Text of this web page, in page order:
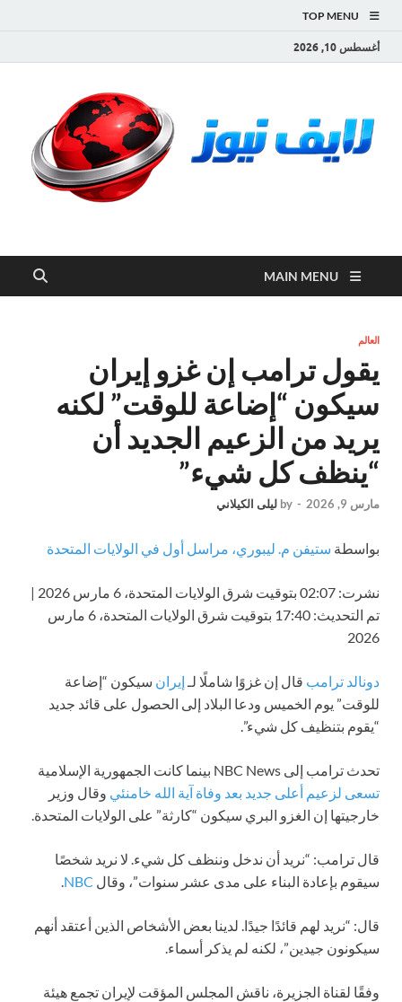
TOP MENU
أغسطس 10, 2026
لايف نيوز
MAIN MENU
العالم
يقول ترامب إن غزو إيران
سيكون “إضاعة للوقت” لكنه
يريد من الزعيم الجديد أن
“ينظف كل شيء”
مارس 9, 2026 -
by ليلى الكيلاني
بواسطة ستيفن م. ليبوري، مراسل أول في الولايات المتحدة
نشرت: 02:07 بتوقيت شرق الولايات المتحدة، 6 مارس 2026
|
تم التحديث:
17:40 بتوقيت شرق الولايات المتحدة، 6 مارس
2026
دونالد ترامب قال إن غزوًا شاملًا لـ إيران سيكون “إضاعة
للوقت” يوم الخميس ودعا البلاد إلى الحصول على قائد جديد
“يقوم بتنظيف كل شيء”.
تحدث ترامب إلى NBC News بينما كانت الجمهورية الإسلامية
تسعى لزعيم أعلى جديد بعد وفاة آية الله خامنئي وقال وزير
خارجيتها إن الغزو البري سيكون “كارثة” على الولايات المتحدة.
قال ترامب: “نريد أن ندخل وننظف كل شيء. لا نريد شخصًا
سيقوم بإعادة البناء على مدى عشر سنوات”، وقال NBC
.
قال: “نريد لهم قائدًا جيدًا. لدينا بعض الأشخاص الذين أعتقد أنهم
سيكونون جيدين”، لكنه لم يذكر أسماء.
وفقًا لقناة الجزيرة، ناقش المجلس المؤقت لإيران تجمع هيئة